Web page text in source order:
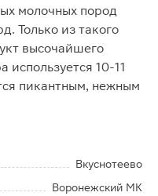
молочных пород
Только из такого
высочайшего
используется 10-11
пикантным, нежным
Вкуснотеево
Воронежский МК